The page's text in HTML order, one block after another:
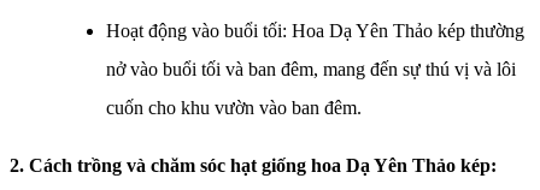
Hoạt động vào buổi tối: Hoa Dạ Yên Thảo kép thường
nở vào buổi tối và ban đêm, mang đến sự thú vị và lôi
cuốn cho khu vườn vào ban đêm.
2. Cách trồng và chăm sóc hạt giống hoa Dạ Yên Thảo kép​: